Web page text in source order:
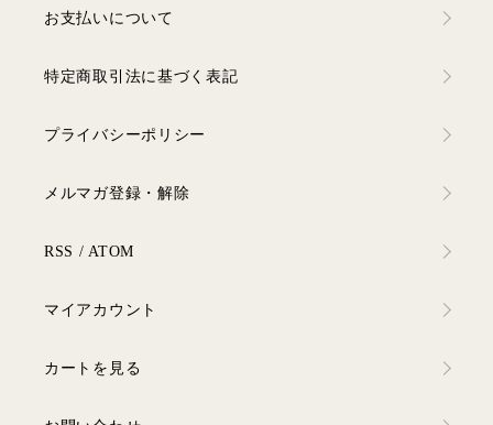
お支払いについて
特定商取引法に基づく表記
プライバシーポリシー
メルマガ登録・解除
RSS / ATOM
マイアカウント
カートを見る